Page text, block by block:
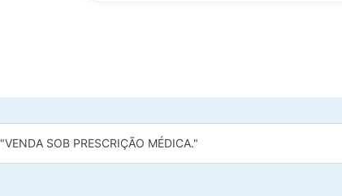
"VENDA SOB PRESCRIÇÃO MÉDICA."